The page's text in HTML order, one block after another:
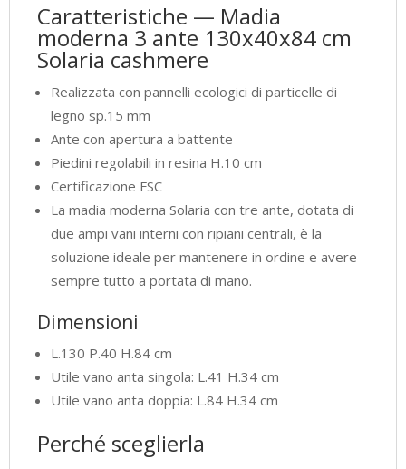
Caratteristiche — Madia
moderna 3 ante 130x40x84 cm
Solaria cashmere
Realizzata con pannelli ecologici di particelle di
legno sp.15 mm
Ante con apertura a battente
Piedini regolabili in resina H.10 cm
Certificazione FSC
La madia moderna Solaria con tre ante, dotata di
due ampi vani interni con ripiani centrali, è la
soluzione ideale per mantenere in ordine e avere
sempre tutto a portata di mano.
Dimensioni
L.130 P.40 H.84 cm
Utile vano anta singola: L.41 H.34 cm
Utile vano anta doppia: L.84 H.34 cm
Perché sceglierla